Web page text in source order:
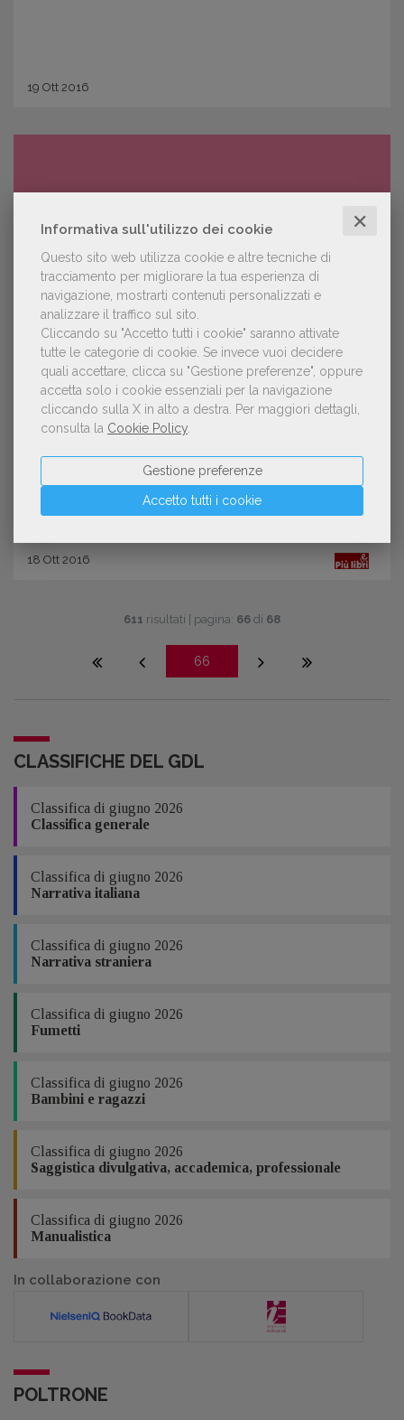
Informativa sull'utilizzo dei cookie ✕
Questo sito web utilizza cookie e altre tecniche di
tracciamento per migliorare la tua esperienza di
navigazione, mostrarti contenuti personalizzati e
analizzare il traffico sul sito.
Cliccando su "Accetto tutti i cookie" saranno attivate
tutte le categorie di cookie. Se invece vuoi decidere
quali accettare, clicca su "Gestione preferenze", oppure
accetta solo i cookie essenziali per la navigazione
cliccando sulla X in alto a destra.
Per maggiori dettagli,
consulta la Cookie Policy
Accetto tutti i cookie
Gestione preferenze
19 Ott 2016
NOTIZIE DALL'AIE
A Più libri più liberi sono tutte storie.
Guido Scarabottolo interpreta il
claim di quest'anno
18 Ott 2016
611 risultati | pagina: 66 di 68
66
CLASSIFICHE DEL GDL
Classifica di giugno 2026
Classifica generale
Classifica di giugno 2026
Narrativa italiana
Classifica di giugno 2026
Narrativa straniera
Classifica di giugno 2026
Fumetti
Classifica di giugno 2026
Bambini e ragazzi
Classifica di giugno 2026
Saggistica divulgativa, accademica, professionale
Classifica di giugno 2026
Manualistica
In collaborazione con
POLTRONE